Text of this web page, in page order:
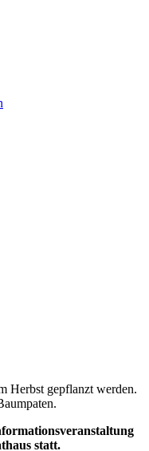
Herbst gepflanzt werden.
statt.